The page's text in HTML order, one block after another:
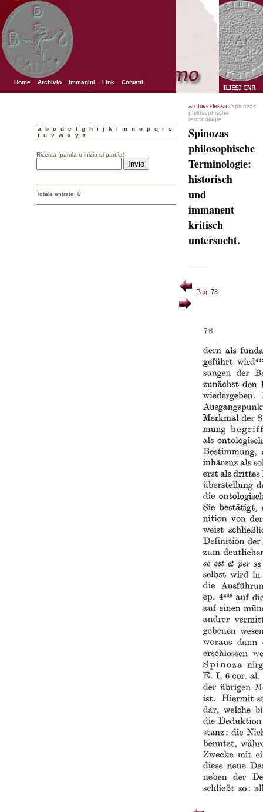
Home Archivio Immagini Link Contatti
a b c d e f g h i j k l m n o p q r
s
t
u v w x y z
Ricerca (parola o inizio di parola)
Totale entrate: 0
archivio/lessici/spinozas
philosophische
terminologie
Spinozas
philosophische
Terminologie:
historisch
und
immanent
kritisch
untersucht.
Pag. 78